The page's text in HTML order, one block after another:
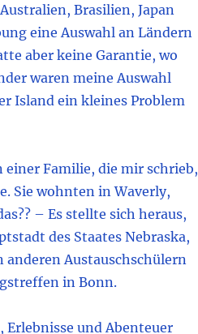
Brasilien, Japan
eine Auswahl an Ländern
aber keine Garantie, wo
waren meine Auswahl
Island ein kleines Problem
Familie, die mir schrieb,
Sie wohnten in Waverly,
– Es stellte sich heraus,
des Staates Nebraska,
Austauschschülern
in Bonn.
Erlebnisse und Abenteuer